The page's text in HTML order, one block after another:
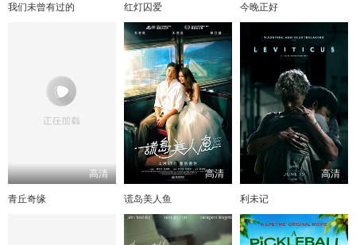
我们未曾有过的 红灯囚爱 今晚正好
高清
青丘奇缘
高清
谎岛美人鱼
高清
利未记